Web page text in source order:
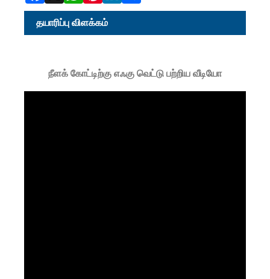
தயாரிப்பு விளக்கம்
நீளக் கோட்டிற்கு எஃகு வெட்டு பற்றிய வீடியோ